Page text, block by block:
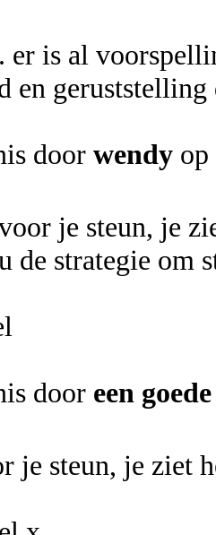
er is al
en
door wendy
je steun, je
de strategie om
door een
je steun, je ziet